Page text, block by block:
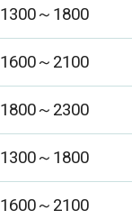
1300～1800
1600～2100
1800～2300
1300～1800
1600～2100